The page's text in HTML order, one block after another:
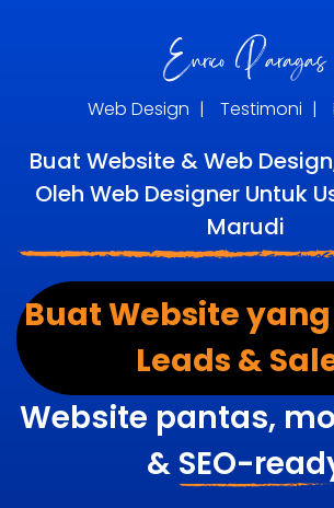
Web Design | Testimoni |
Buat Website & Web
Oleh Web Designer Untuk
Marudi
Buat Website
Leads &
Website pantas,
& SEO-